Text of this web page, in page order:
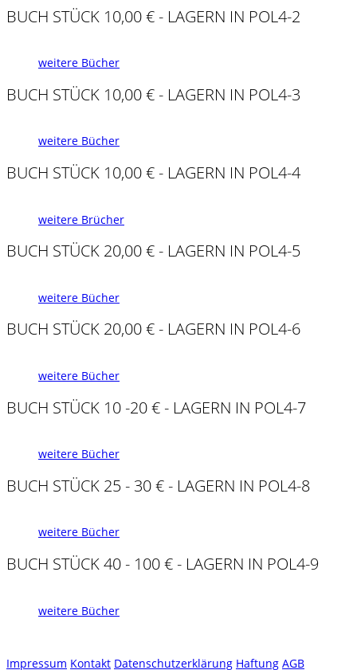
BUCH STÜCK 10,00 € - LAGERN IN POL4-2
weitere Bücher
BUCH STÜCK 10,00 € - LAGERN IN POL4-3
weitere Bücher
BUCH STÜCK 10,00 € - LAGERN IN POL4-4
weitere Brücher
BUCH STÜCK 20,00 € - LAGERN IN POL4-5
weitere Bücher
BUCH STÜCK 20,00 € - LAGERN IN POL4-6
weitere Bücher
BUCH STÜCK 10 -20 € - LAGERN IN POL4-7
weitere Bücher
BUCH STÜCK 25 - 30 € - LAGERN IN POL4-8
weitere Bücher
BUCH STÜCK 40 - 100 € - LAGERN IN POL4-9
weitere Bücher
Impressum Kontakt Datenschutzerklärung Haftung AGB